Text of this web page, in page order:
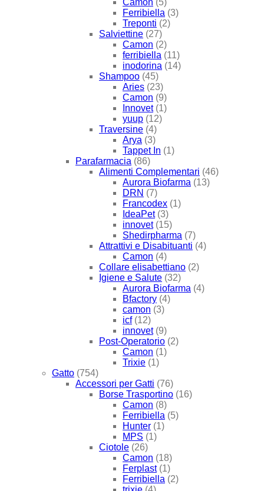
Camon (5)
Ferribiella (3)
Treponti (2)
Salviettine (27)
Camon (2)
ferribiella (11)
inodorina (14)
Shampoo (45)
Aries (23)
Camon (9)
Innovet (1)
yuup (12)
Traversine (4)
Arya (3)
Tappet In (1)
Parafarmacia (86)
Alimenti Complementari (46)
Aurora Biofarma (13)
DRN (7)
Francodex (1)
IdeaPet (3)
innovet (15)
Shedirpharma (7)
Attrattivi e Disabituanti (4)
Camon (4)
Collare elisabettiano (2)
Igiene e Salute (32)
Aurora Biofarma (4)
Bfactory (4)
camon (3)
icf (12)
innovet (9)
Post-Operatorio (2)
Camon (1)
Trixie (1)
Gatto (754)
Accessori per Gatti (76)
Borse Trasportino (16)
Camon (8)
Ferribiella (5)
Hunter (1)
MPS (1)
Ciotole (26)
Camon (18)
Ferplast (1)
Ferribiella (2)